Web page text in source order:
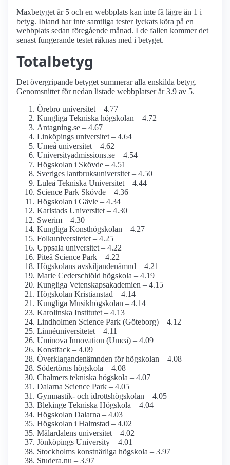
Maxbetyget är 5 och en webbplats kan inte få lägre än 1 i
betyg. Ibland har inte samtliga tester lyckats köra på en
webbplats sedan föregående månad. I de fallen kommer det
senast fungerande testet räknas med i betyget.
Totalbetyg
Det övergripande betyget summerar alla enskilda betyg.
Genomsnittet för nedan listade webbplatser är 3.9 av 5.
Örebro universitet – 4.77
Kungliga Tekniska högskolan – 4.72
Antagning.se – 4.67
Linköpings universitet – 4.64
Umeå universitet – 4.62
University­admissions.se – 4.54
Högskolan i Skövde – 4.51
Sveriges lantbruks­universitet – 4.50
Luleå Tekniska Universitet – 4.44
Science Park Skövde – 4.36
Högskolan i Gävle – 4.34
Karlstads Universitet – 4.30
Swerim – 4.30
Kungliga Konst­högskolan – 4.27
Folkuniversitetet – 4.25
Uppsala universitet – 4.22
Piteå Science Park – 4.22
Högskolans avskiljande­nämnd – 4.21
Marie Cederschiöld högskola – 4.19
Kungliga Vetenskaps­akademien – 4.15
Högskolan Kristianstad – 4.14
Kungliga Musik­högskolan – 4.14
Karolinska Institutet – 4.13
Lindholmen Science Park (Göteborg) – 4.12
Linné­universitetet – 4.11
Uminova Innovation (Umeå) – 4.09
Konstfack – 4.09
Överklagande­nämnden för högskolan – 4.08
Södertörns högskola – 4.08
Chalmers tekniska högskola – 4.07
Dalarna Science Park – 4.05
Gymnastik- och idrotts­högskolan – 4.05
Blekinge Tekniska Högskola – 4.04
Högskolan Dalarna – 4.03
Högskolan i Halmstad – 4.02
Mälardalens universitet – 4.02
Jönköpings University – 4.01
Stockholms konstnärliga högskola – 3.97
Studera.nu – 3.97